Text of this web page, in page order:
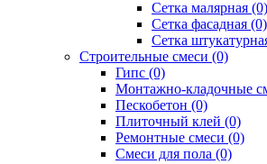
Сетка малярная (0)
Сетка фасадная (0)
Сетка
Строительные смеси (0)
Гипс (0)
Монтажно-кладочные
Пескобетон (0)
Плиточный клей (0)
Ремонтные смеси (0)
Смеси для пола (0)